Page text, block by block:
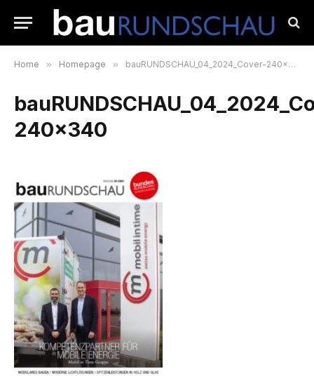
Home » Homepage » bauRUNDSCHAU_04_2024_Cover-240×340
240×340